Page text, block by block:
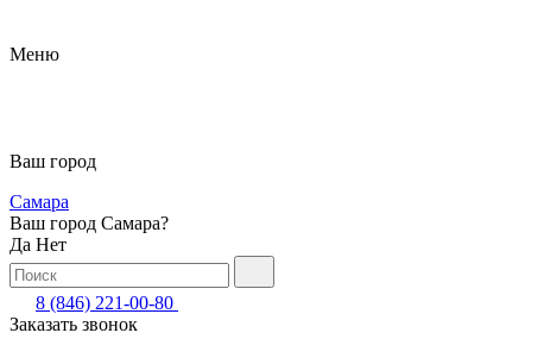
Меню
Ваш город
Самара
Ваш город Самара?
Да Нет
8 (846) 221-00-80
Заказать звонок